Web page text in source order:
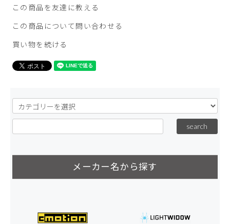
この商品を友達に教える
この商品について問い合わせる
買い物を続ける
メーカー名から探す